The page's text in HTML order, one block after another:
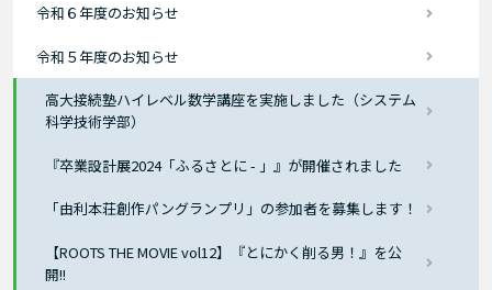
令和６年度のお知らせ
令和５年度のお知らせ
高大接続塾ハイレベル数学講座を実施しました（システム
科学技術学部）
『卒業設計展2024「ふるさとに - 」』が開催されました
「由利本荘創作パングランプリ」の参加者を募集します！
【ROOTS THE MOVIE vol12】『とにかく削る男！』を公
開!!